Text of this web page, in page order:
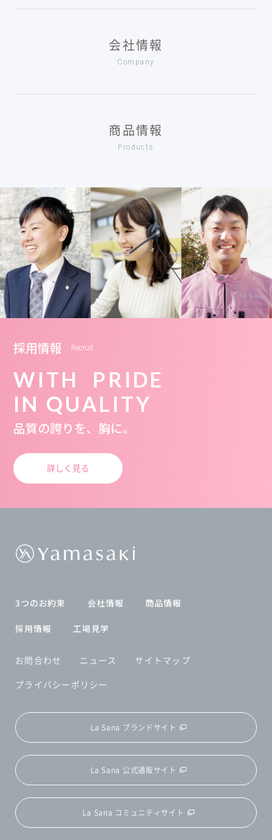
会社情報
Company
商品情報
Products
採用情報 Recruit
WITH PRIDE
IN QUALITY
品質の誇りを、胸に。
詳しく見る
3つのお約束 会社情報 商品情報
採用情報 工場見学
お問合わせ ニュース
サイトマップ
プライバシーポリシー
La Sana ブランドサイト
La Sana 公式通販サイト
La Sana コミュニティサイト